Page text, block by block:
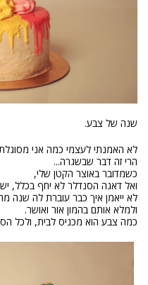
שנה של צבע.
לא האמנתי לעצמי כמה אני
הרי זה דבר שבשגרה...
כשמדובר באוצר הקטן שלי,
ואל דאגה הסנדלר לא יחף בכלל,
לא ייאמן איך כבר עוברת לה שנה
ולמלא אותם בהמון אור ואושר.
כמה צבע הוא מכניס לבית, ולכל